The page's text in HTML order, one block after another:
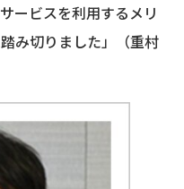
ービスを利用するメリ
み切りました」（重村